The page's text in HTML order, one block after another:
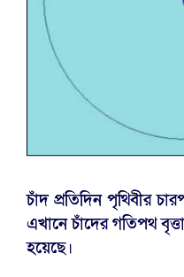
চাঁদ প্রতিদিন পৃথিবীর
এখানে চাঁদের গতিপথ
হয়েছে।